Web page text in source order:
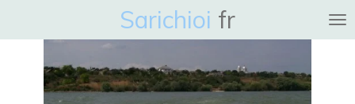
hoofdinhoud
Sarichioi fr